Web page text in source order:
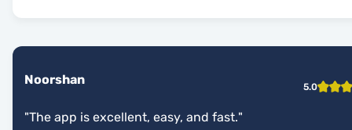
Noorshan 5.0
"The app is excellent, easy, and fast."